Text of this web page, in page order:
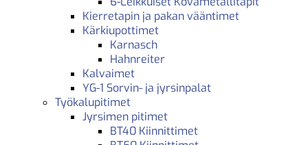
Kierretapin ja pakan vääntimet
Kärkiupottimet
Karnasch
Hahnreiter
Kalvaimet
YG-1 Sorvin- ja jyrsinpalat
Työkalupitimet
Jyrsimen pitimet
BT40 Kiinnittimet